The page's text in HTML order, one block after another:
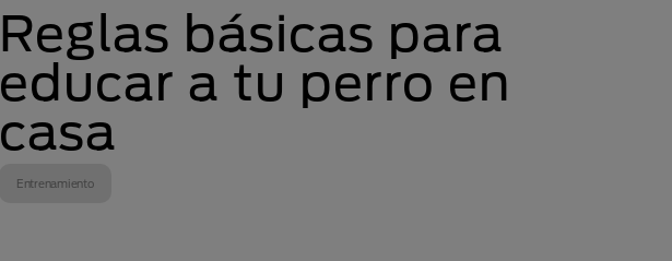
Reglas básicas para
educar a tu perro en
casa
Entrenamiento